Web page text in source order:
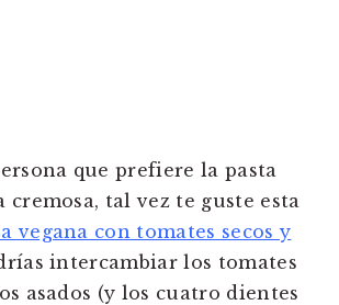
que prefiere la pasta
cremosa, tal vez te guste esta
vegana con tomates secos y
intercambiar los tomates
asados (y los cuatro dientes